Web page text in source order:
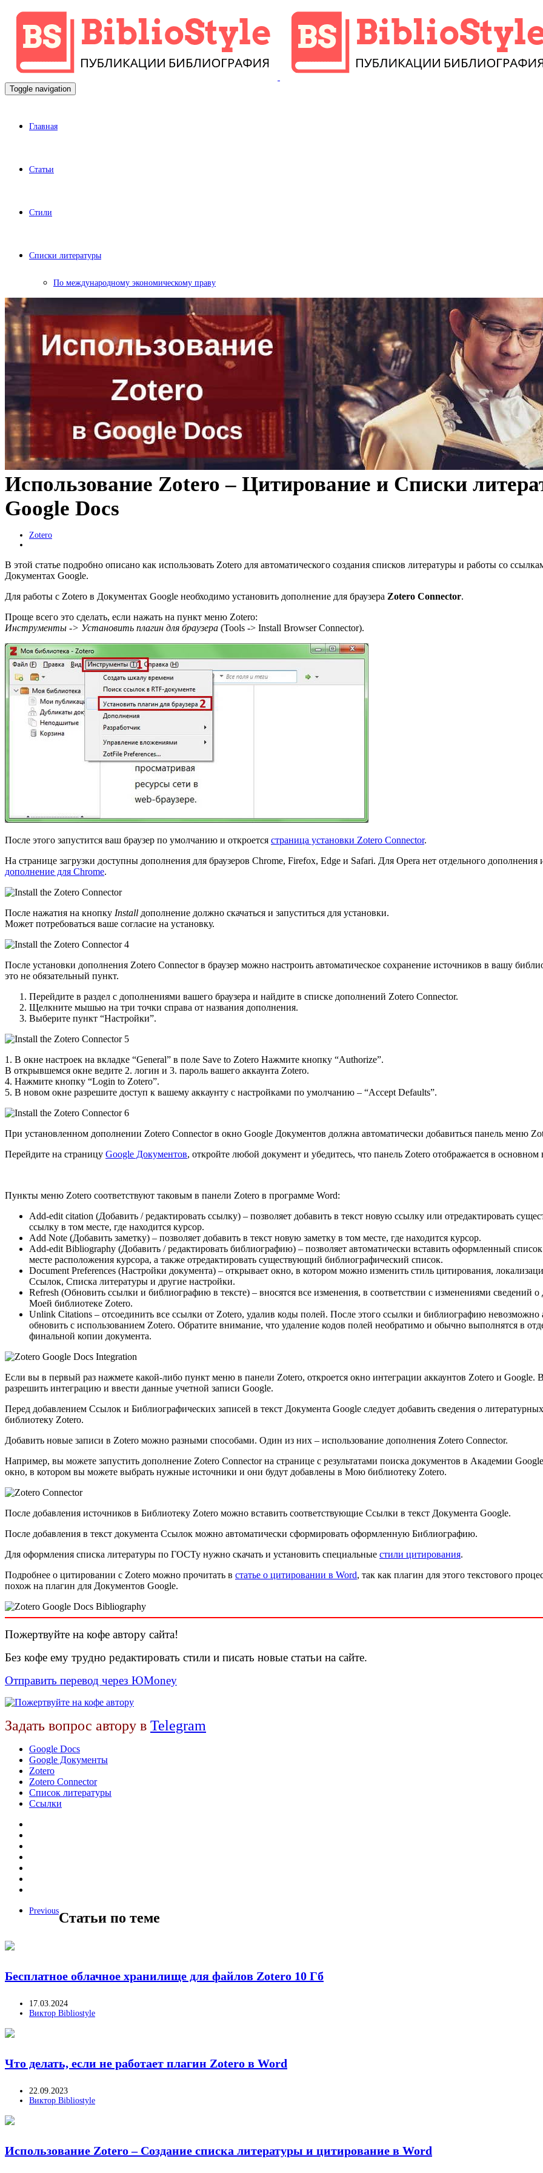
Toggle navigation
Главная
Статьи
Стили
Списки литературы
По международному экономическому праву
Использование Zotero – Цитирование и Списки
Google Docs
Zotero
В этой статье подробно описано как использовать Zotero для автоматического создания списков литературы и работы со
Документах Google.
Для работы с Zotero в Документах Google необходимо установить дополнение для браузера Zotero Connector.
Проще всего это сделать, если нажать на пункт меню Zotero:
Инструменты -> Установить плагин для браузера (Tools -> Install Browser Connector).
После этого запустится ваш браузер по умолчанию и откроется страница установки Zotero Connector.
На странице загрузки доступны дополнения для браузеров Chrome, Firefox, Edge и Safari. Для Opera нет отдельного дополнения
дополнение для Chrome.
После нажатия на кнопку Install дополнение должно скачаться и запуститься для установки.
Может потребоваться ваше согласие на установку.
После установки дополнения Zotero Connector в браузер можно настроить автоматическое сохранение источников в вашу
это не обязательный пункт.
Перейдите в раздел с дополнениями вашего браузера и найдите в списке дополнений Zotero Connector.
Щелкните мышью на три точки справа от названия дополнения.
Выберите пункт “Настройки”.
1. В окне настроек на вкладке “General” в поле Save to Zotero Нажмите кнопку “Authorize”.
В открывшемся окне ведите 2. логин и 3. пароль вашего аккаунта Zotero.
4. Нажмите кнопку “Login to Zotero”.
5. В новом окне разрешите доступ к вашему аккаунту с настройками по умолчанию – “Accept Defaults”.
При установленном дополнении Zotero Connector в окно Google Документов должна автоматически добавиться панель меню
Перейдите на страницу Google Документов, откройте любой документ и убедитесь, что панель Zotero отображается в
Пункты меню Zotero соответствуют таковым в панели Zotero в программе Word:
Add-edit citation (Добавить / редактировать ссылку) – позволяет добавить в текст новую ссылку или отредактировать
ссылку в том месте, где находится курсор.
Add Note (Добавить заметку) – позволяет добавить в текст новую заметку в том месте, где находится курсор.
Add-edit Bibliography (Добавить / редактировать библиографию) – позволяет автоматически вставить оформленный
месте расположения курсора, а также отредактировать существующий библиографический список.
Document Preferences (Настройки документа) – открывает окно, в котором можно изменить стиль цитирования,
Ссылок, Списка литературы и другие настройки.
Refresh (Обновить ссылки и библиографию в тексте) – вносятся все изменения, в соответствии с изменениями сведений о
Моей библиотеке Zotero.
Unlink Citations – отсоединить все ссылки от Zotero, удалив коды полей. После этого ссылки и библиографию невозможно
обновить с использованием Zotero. Обратите внимание, что удаление кодов полей необратимо и обычно выполнятся в
финальной копии документа.
Если вы в первый раз нажмете какой-либо пункт меню в панели Zotero, откроется окно интеграции аккаунтов Zotero и Google.
разрешить интеграцию и ввести данные учетной записи Google.
Перед добавлением Ссылок и Библиографических записей в текст Документа Google следует добавить сведения о
библиотеку Zotero.
Добавить новые записи в Zotero можно разными способами. Один из них – использование дополнения Zotero Connector.
Например, вы можете запустить дополнение Zotero Connector на странице с результатами поиска документов в Академии
окно, в котором вы можете выбрать нужные источники и они будут добавлены в Мою библиотеку Zotero.
После добавления источников в Библиотеку Zotero можно вставить соответствующие Ссылки в текст Документа Google.
После добавления в текст документа Ссылок можно автоматически сформировать оформленную Библиографию.
Для оформления списка литературы по ГОСТу нужно скачать и установить специальные стили цитирования.
Подробнее о цитировании с Zotero можно прочитать в статье о цитировании в Word, так как плагин для этого текстового
похож на плагин для Документов Google.
Пожертвуйте на кофе автору сайта!
Без кофе ему трудно редактировать стили и писать новые статьи на сайте.
Отправить перевод через ЮMoney
Задать вопрос автору в Telegram
Google Docs
Google Документы
Zotero
Zotero Connector
Список литературы
Ссылки
PreviousСтатьи по теме
Бесплатное облачное хранилище для файлов Zotero 10 Гб
17.03.2024
Виктор Bibliostyle
Что делать, если не работает плагин Zotero в Word
22.09.2023
Виктор Bibliostyle
Использование Zotero – Создание списка литературы и цитирование в Word